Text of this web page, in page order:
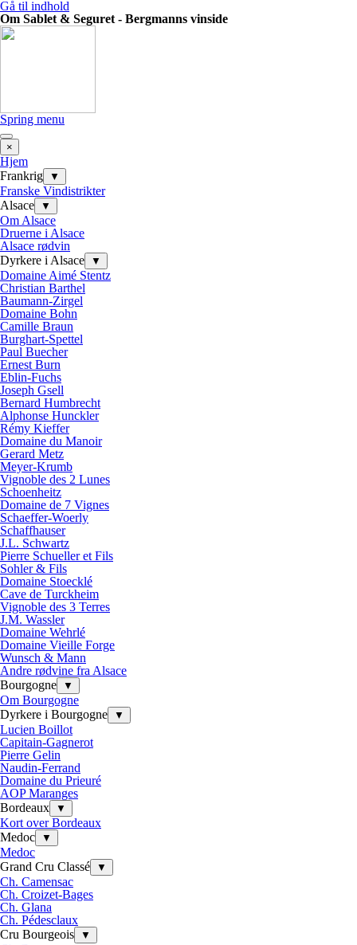
Gå til indhold
Om Sablet & Seguret - Bergmanns vinside
Spring menu
×
Hjem
Frankrig
▼
Franske Vindistrikter
Alsace
▼
Om Alsace
Druerne i Alsace
Alsace rødvin
Dyrkere i Alsace
▼
Domaine Aimé Stentz
Christian Barthel
Baumann-Zirgel
Domaine Bohn
Camille Braun
Burghart-Spettel
Paul Buecher
Ernest Burn
Eblin-Fuchs
Joseph Gsell
Bernard Humbrecht
Alphonse Hunckler
Rémy Kieffer
Domaine du Manoir
Gerard Metz
Meyer-Krumb
Vignoble des 2 Lunes
Schoenheitz
Domaine de 7 Vignes
Schaeffer-Woerly
Schaffhauser
J.L. Schwartz
Pierre Schueller et Fils
Sohler & Fils
Domaine Stoecklé
Cave de Turckheim
Vignoble des 3 Terres
J.M. Wassler
Domaine Wehrlé
Domaine Vieille Forge
Wunsch & Mann
Andre rødvine fra Alsace
Bourgogne
▼
Om Bourgogne
Dyrkere i Bourgogne
▼
Lucien Boillot
Capitain-Gagnerot
Pierre Gelin
Naudin-Ferrand
Domaine du Prieuré
AOP Maranges
Bordeaux
▼
Kort over Bordeaux
Medoc
▼
Medoc
Grand Cru Classé
▼
Ch. Camensac
Ch. Croizet-Bages
Ch. Glana
Ch. Pédesclaux
Cru Bourgeois
▼